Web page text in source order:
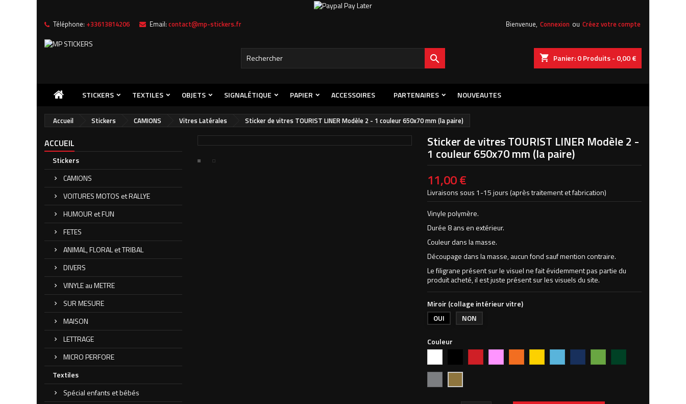
Téléphone: +33613814206 Email: contact@mp-stickers.fr Bienvenue, Connexion ou Créez votre compte
shopping_cart Panier:0Produits - 0,00 €

STICKERS TEXTILES OBJETS SIGNALÉTIQUE PAPIER ACCESSOIRES PARTENAIRES NOUVEAUTES
Accueil Stickers CAMIONS Vitres Latérales Sticker de vitres TOURIST LINER Modèle 2 - 1 couleur 650x70 mm (la paire)
ACCUEIL
Stickers
CAMIONS
VOITURES MOTOS et RALLYE
HUMOUR et FUN
FETES
ANIMAL, FLORAL et TRIBAL
DIVERS
VINYLE au METRE
SUR MESURE
MAISON
LETTRAGE
MICRO PERFORE
Textiles
Spécial enfants et bébés
Sticker de vitres TOURIST LINER Modèle 2 -
1 couleur 650x70 mm (la paire)
11,00 €
Livraisons sous 1-15 jours (après traitement et fabrication)
Vinyle polymère.
Durée 8 ans en extérieur.
Couleur dans la masse.
Découpage dans la masse, aucun fond sauf mention contraire.
Le filigrane présent sur le visuel ne fait évidemment pas partie du
produit acheté, il est juste présent sur les visuels du site.
Miroir (collage intérieur vitre)
OUI
NON
Couleur
Blanc
Rouge
vif
Rose OrangeJaune Bleu
clair
foncé
Vert
pommeforêt
Or